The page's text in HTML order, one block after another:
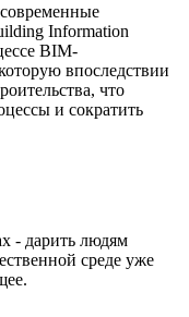
Information
BIM-
впоследствии
что
и сократить
- дарить людям
среде уже